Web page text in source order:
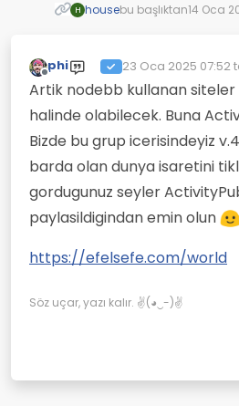
H housebu başlıktan14 Oca
Çevrimdışı
phi 23 Oca 2025 07:52
Son düzenleyen:
Artik nodebb kullanan
halinde olabilecek. Buna
Bizde bu grup icerisindeyiz
barda olan dunya isaretini
gordugunuz seyler
paylasildigindan emin olun
https://efelsefe.com/world
Söz uçar, yazı kalır. ✌(◕‿-)✌